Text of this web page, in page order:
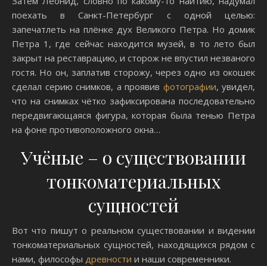
поехать в Санкт-Петербург с одной целью:
запечатлеть на плёнке дух Великого Петра. Но домик
Петра 1, где сейчас находится музей, в то лето был
закрыт на реставрацию, и сторож не впустил незваного
гостя. Но он, заплатив сторожу, через одно из окошек
сделал серию снимков, а проявив фотографии, увидел,
что на снимках чётко зафиксирована последовательно
передвигающаяся фигура, которая была тенью Петра
на фоне противоположного окна…
Учёные – о существовании
тонкоматериальных
сущностей
Вот что пишут о реальном существовании и видении
тонкоматериальных сущностей, находящихся рядом с
нами, философы древности и наши современники.